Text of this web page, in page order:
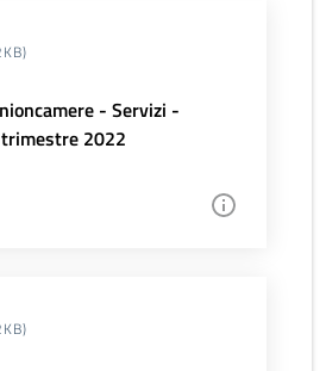
- Servizi -
2022